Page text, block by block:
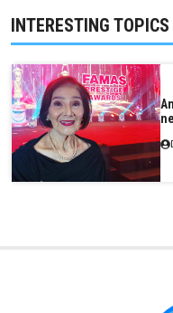
INTERESTING TOPICS